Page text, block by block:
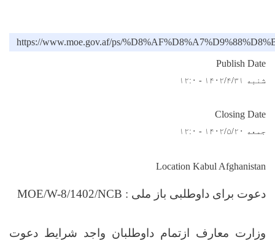
https://www.moe.gov.af/ps/
Publish Date
شنبه ۱۴۰۲/۴/۳۱ - ۱۲:۰
Closing Date
جمعه ۱۴۰۲/۵/۲۰ - ۱۲:۰
Location Kabul Afghanistan
دعوت برای داوطلبی باز ملی : MOE/W-8/1402/NCB
وزارت معارف ازتمام داوطلبان واجد شرایط دعوت